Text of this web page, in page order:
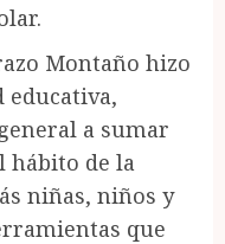
Montaño hizo
educativa,
a sumar
hábito de la
niñas, niños y
que